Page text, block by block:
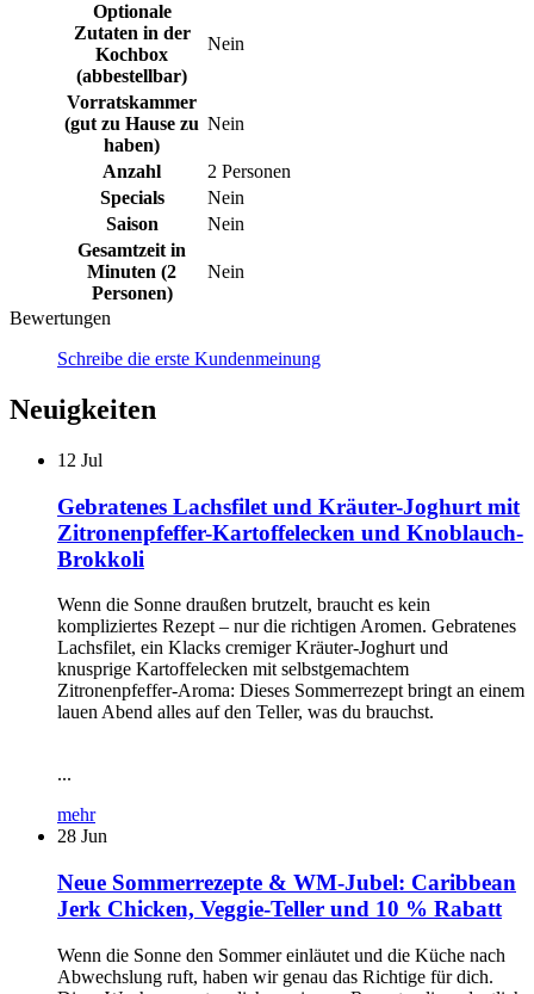
Optionale
Zutaten in der
Kochbox
(abbestellbar)
Nein
Vorratskammer
(gut zu Hause zu
haben)
Nein
Anzahl
2 Personen
Specials
Nein
Saison
Nein
Gesamtzeit in
Minuten (2
Personen)
Nein
Bewertungen
Schreibe die erste Kundenmeinung
Neuigkeiten
12 Jul
Gebratenes Lachsfilet und Kräuter-Joghurt mit
Zitronenpfeffer-Kartoffelecken und Knoblauch-
Brokkoli
Wenn die Sonne draußen brutzelt, braucht es kein
kompliziertes Rezept – nur die richtigen Aromen. Gebratenes
Lachsfilet, ein Klacks cremiger Kräuter-Joghurt und
knusprige Kartoffelecken mit selbstgemachtem
Zitronenpfeffer-Aroma: Dieses Sommerrezept bringt an einem
lauen Abend alles auf den Teller, was du brauchst.
...
mehr
28 Jun
Neue Sommerrezepte & WM-Jubel: Caribbean
Jerk Chicken, Veggie-Teller und 10 % Rabatt
Wenn die Sonne den Sommer einläutet und die Küche nach
Abwechslung ruft, haben wir genau das Richtige für dich.